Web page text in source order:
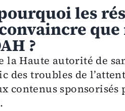
les
?
la Haute autorité de
des troubles de
contenus sponsorisés